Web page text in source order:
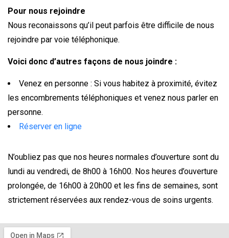
Pour nous rejoindre
Nous reconaissons qu’il peut parfois être difficile de nous
rejoindre par voie téléphonique.
Voici donc d’autres façons de nous joindre :
Venez en personne : Si vous habitez à proximité, évitez
les encombrements téléphoniques et venez nous parler en
personne.
Réserver en ligne
N’oubliez pas que nos heures normales d’ouverture sont du
lundi au vendredi, de 8h00 à 16h00. Nos heures d’ouverture
prolongée, de 16h00 à 20h00 et les fins de semaines, sont
strictement réservées aux rendez-vous de soins urgents.